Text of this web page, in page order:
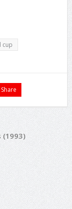
cup
Share
(1993)